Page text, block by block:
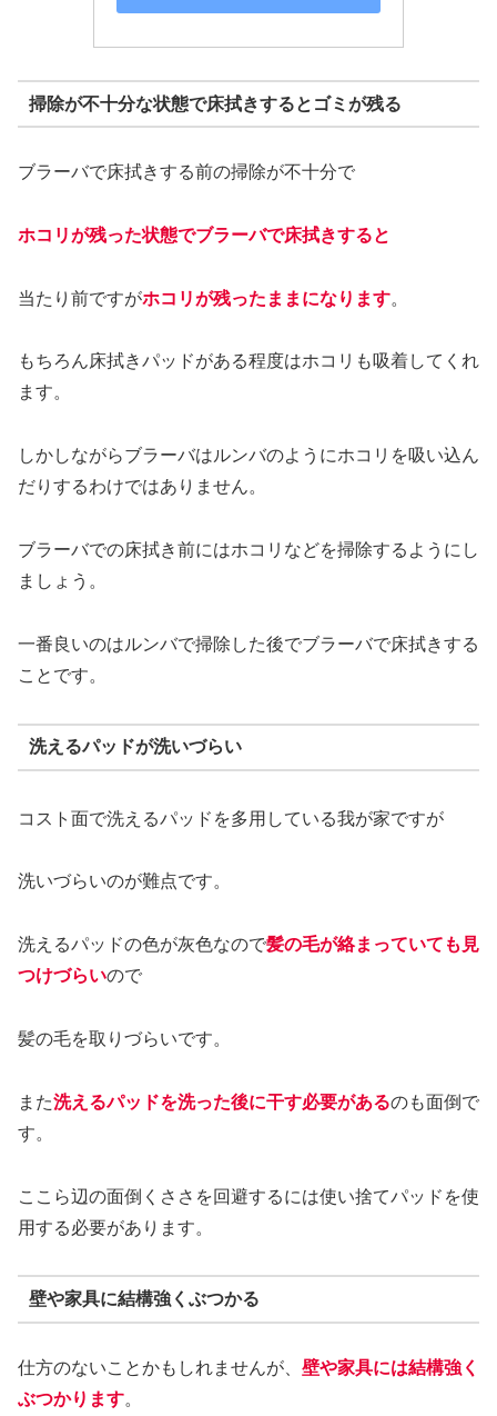
掃除が不十分な状態で床拭きするとゴミが残る
ブラーバで床拭きする前の掃除が不十分で
ホコリが残った状態でブラーバで床拭きすると
当たり前ですがホコリが残ったままになります。
もちろん床拭きパッドがある程度はホコリも吸着してくれ
ます。
しかしながらブラーバはルンバのようにホコリを吸い込ん
だりするわけではありません。
ブラーバでの床拭き前にはホコリなどを掃除するようにし
ましょう。
一番良いのはルンバで掃除した後でブラーバで床拭きする
ことです。
洗えるパッドが洗いづらい
コスト面で洗えるパッドを多用している我が家ですが
洗いづらいのが難点です。
洗えるパッドの色が灰色なので髪の毛が絡まっていても見
つけづらいので
髪の毛を取りづらいです。
また洗えるパッドを洗った後に干す必要があるのも面倒で
す。
ここら辺の面倒くささを回避するには使い捨てパッドを使
用する必要があります。
壁や家具に結構強くぶつかる
仕方のないことかもしれませんが、 壁や家具には結構強く
ぶつかります。